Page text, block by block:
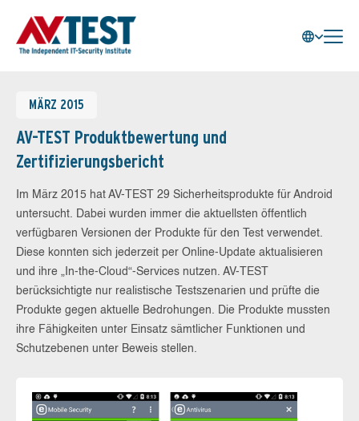
MÄRZ 2015
AV-TEST Produktbewertung und
Zertifizierungsbericht
Im März 2015 hat AV-TEST 29 Sicherheitsprodukte für Android
untersucht. Dabei wurden immer die aktuellsten öffentlich
verfügbaren Versionen der Produkte für den Test verwendet.
Diese konnten sich jederzeit per Online-Update aktualisieren
und ihre „In-the-Cloud“-Services nutzen. AV-TEST
berücksichtigte nur realistische Testszenarien und prüfte die
Produkte gegen aktuelle Bedrohungen. Die Produkte mussten
ihre Fähigkeiten unter Einsatz sämtlicher Funktionen und
Schutzebenen unter Beweis stellen.